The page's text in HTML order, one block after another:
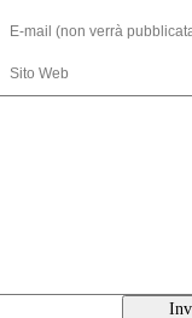
E-mail (non verrà
Sito Web